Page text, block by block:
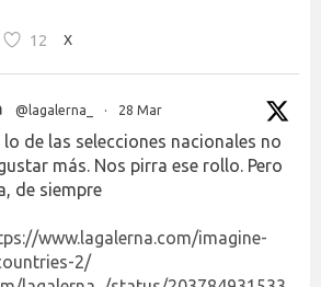
12 X
@lagalerna_ · 28 Mar
de las selecciones nacionales no
más. Nos pirra ese rollo. Pero
de siempre
www.lagalerna.com/imagine-
2/